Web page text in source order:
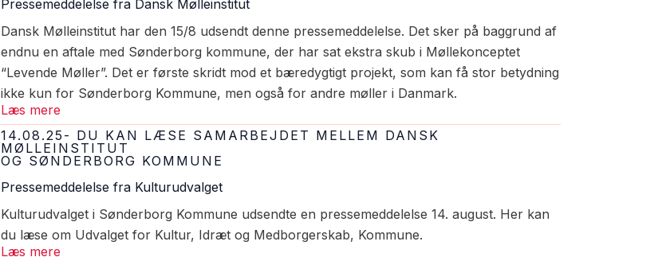
Pressemeddelelse fra Dansk Mølleinstitut
Dansk Mølleinstitut har den 15/8 udsendt denne pressemeddelelse. Det sker på baggrund af
endnu en aftale med Sønderborg kommune, der har sat ekstra skub i Møllekonceptet
“Levende Møller”. Det er første skridt mod et bæredygtigt projekt, som kan få stor betydning
ikke kun for Sønderborg Kommune, men også for andre møller i Danmark.
Læs mere
14.08.25- DU KAN LÆSE SAMARBEJDET MELLEM DANSK
MØLLEINSTITUT
OG SØNDERBORG KOMMUNE
Pressemeddelelse fra Kulturudvalget
Kulturudvalget i Sønderborg Kommune udsendte en pressemeddelelse 14. august. Her kan
du læse om Udvalget for Kultur, Idræt og Medborgerskab, Kommune.
Læs mere